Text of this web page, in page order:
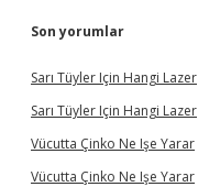
Son yorumlar
Sarı Tüyler Için Hangi Lazer
Sarı Tüyler Için Hangi Lazer
Vücutta Çinko Ne Işe Yarar
Vücutta Çinko Ne Işe Yarar